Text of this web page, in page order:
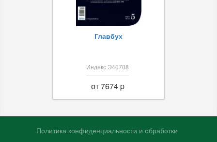
Главбух
Индекс Э40708
от 7674 p
Политика конфиденциальности и обработки